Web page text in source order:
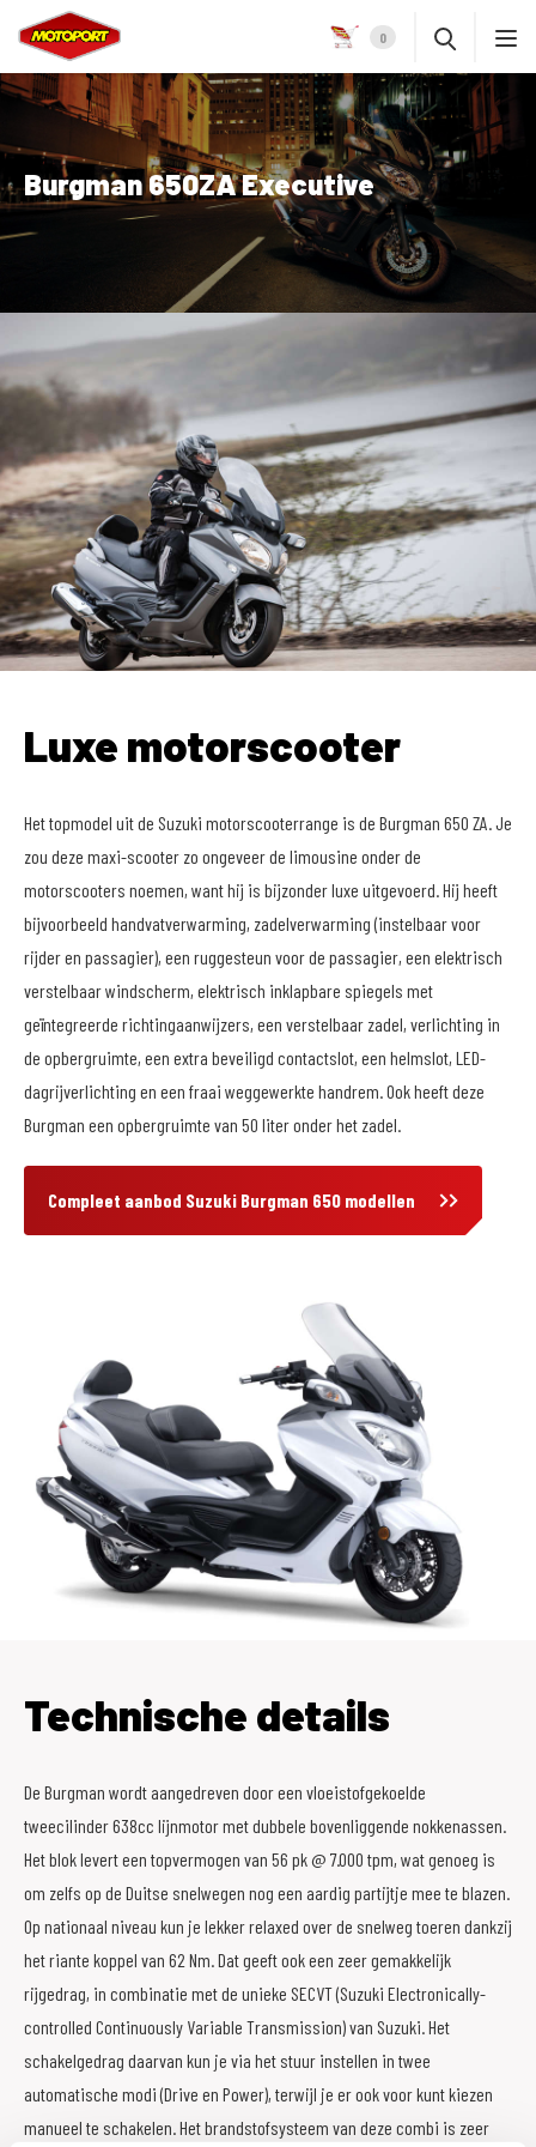
0
Burgman 650ZA Executive
Luxe motorscooter
Het topmodel uit de Suzuki motorscooterrange is de Burgman 650 ZA. Je
zou deze maxi-scooter zo ongeveer de limousine onder de
motorscooters noemen, want hij is bijzonder luxe uitgevoerd. Hij heeft
bijvoorbeeld handvatverwarming, zadelverwarming (instelbaar voor
rijder en passagier), een ruggesteun voor de passagier, een elektrisch
verstelbaar windscherm, elektrisch inklapbare spiegels met
geïntegreerde richtingaanwijzers, een verstelbaar zadel, verlichting in
de opbergruimte, een extra beveiligd contactslot, een helmslot, LED-
dagrijverlichting en een fraai weggewerkte handrem. Ook heeft deze
Burgman een opbergruimte van 50 liter onder het zadel.
Compleet aanbod Suzuki Burgman 650 modellen
Technische details
De Burgman wordt aangedreven door een vloeistofgekoelde
tweecilinder 638cc lijnmotor met dubbele bovenliggende nokkenassen.
Het blok levert een topvermogen van 56 pk @ 7.000 tpm, wat genoeg is
om zelfs op de Duitse snelwegen nog een aardig partijtje mee te blazen.
Op nationaal niveau kun je lekker relaxed over de snelweg toeren dankzij
het riante koppel van 62 Nm. Dat geeft ook een zeer gemakkelijk
rijgedrag, in combinatie met de unieke SECVT (Suzuki Electronically-
controlled Continuously Variable Transmission) van Suzuki. Het
schakelgedrag daarvan kun je via het stuur instellen in twee
automatische modi (Drive en Power), terwijl je er ook voor kunt kiezen
manueel te schakelen. Het brandstofsysteem van deze combi is zeer